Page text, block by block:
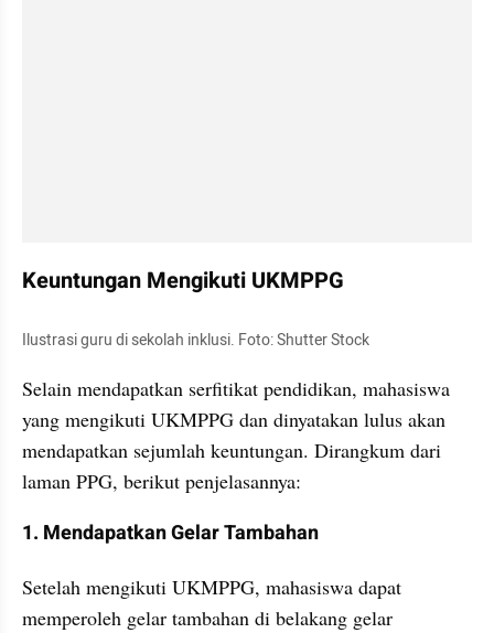
Keuntungan Mengikuti UKMPPG
Ilustrasi guru di sekolah inklusi. Foto: Shutter Stock
Selain mendapatkan serfitikat pendidikan, mahasiswa
yang mengikuti UKMPPG dan dinyatakan lulus akan
mendapatkan sejumlah keuntungan. Dirangkum dari
laman PPG, berikut penjelasannya:
1. Mendapatkan Gelar Tambahan
Setelah mengikuti UKMPPG, mahasiswa dapat
memperoleh gelar tambahan di belakang gelar